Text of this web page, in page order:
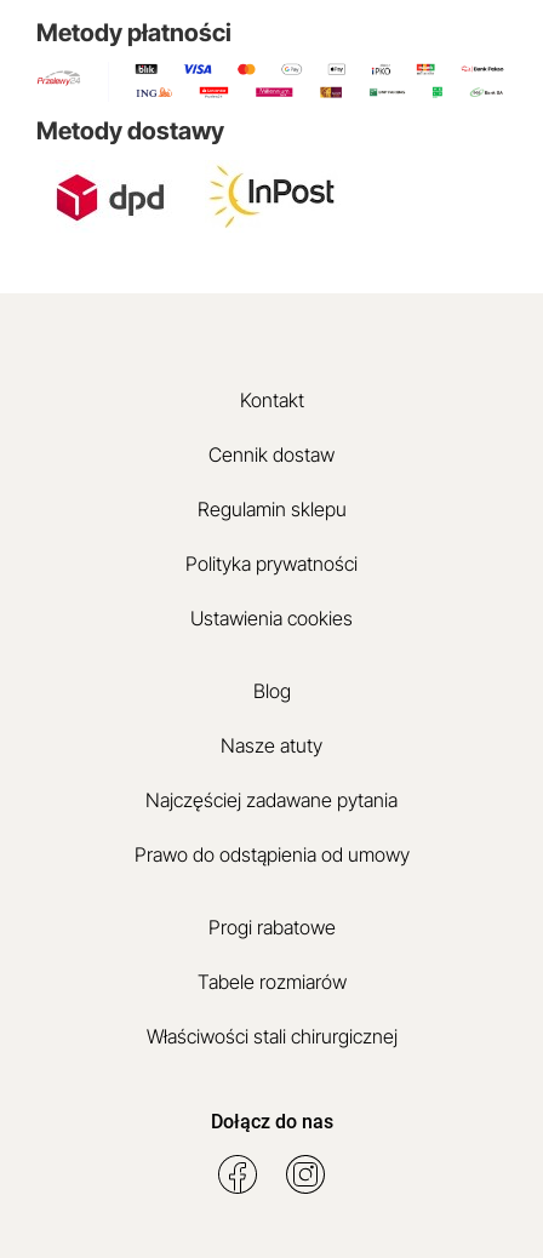
Metody płatności
Metody dostawy
Kontakt
Cennik dostaw
Regulamin sklepu
Polityka prywatności
Ustawienia cookies
Blog
Nasze atuty
Najczęściej zadawane pytania
Prawo do odstąpienia od umowy
Progi rabatowe
Tabele rozmiarów
Właściwości stali chirurgicznej
Dołącz do nas